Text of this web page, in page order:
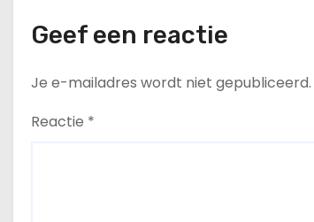
Geef een reactie
Je e-mailadres wordt niet gepubliceerd.
Reactie *